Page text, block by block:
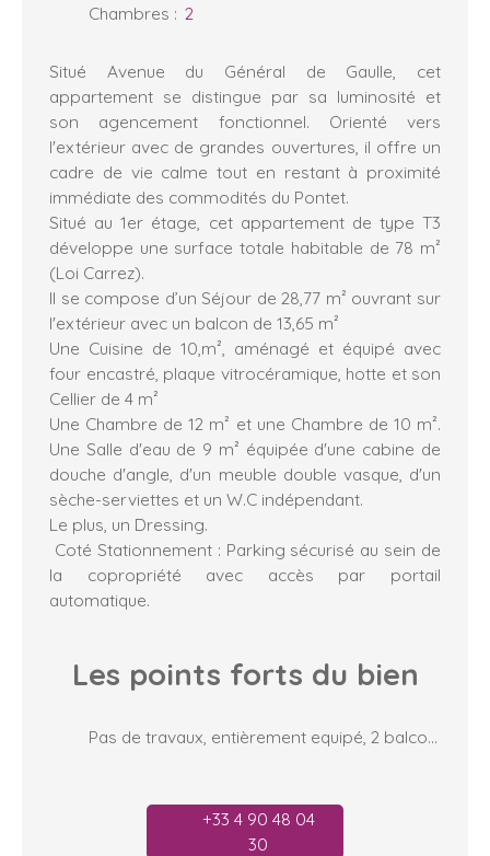
Chambres : 2
Situé Avenue du Général de Gaulle, cet
appartement se distingue par sa luminosité et
son agencement fonctionnel. Orienté vers
l'extérieur avec de grandes ouvertures, il offre un
cadre de vie calme tout en restant à proximité
immédiate des commodités du Pontet.
Situé au 1er étage, cet appartement de type T3
développe une surface totale habitable de 78 m²
(Loi Carrez).
Il se compose d’un Séjour de 28,77 m² ouvrant sur
l'extérieur avec un balcon de 13,65 m²
Une Cuisine de 10,m², aménagé et équipé avec
four encastré, plaque vitrocéramique, hotte et son
Cellier de 4 m²
Une Chambre de 12 m² et une Chambre de 10 m².
Une Salle d'eau de 9 m² équipée d'une cabine de
douche d'angle, d'un meuble double vasque, d'un
sèche-serviettes et un W.C indépendant.
Le plus, un Dressing.
Coté Stationnement : Parking sécurisé au sein de
la copropriété avec accès par portail
automatique.
Les points forts du bien
Pas de travaux, entièrement equipé, 2 balcons
+33 4 90 48 04
30